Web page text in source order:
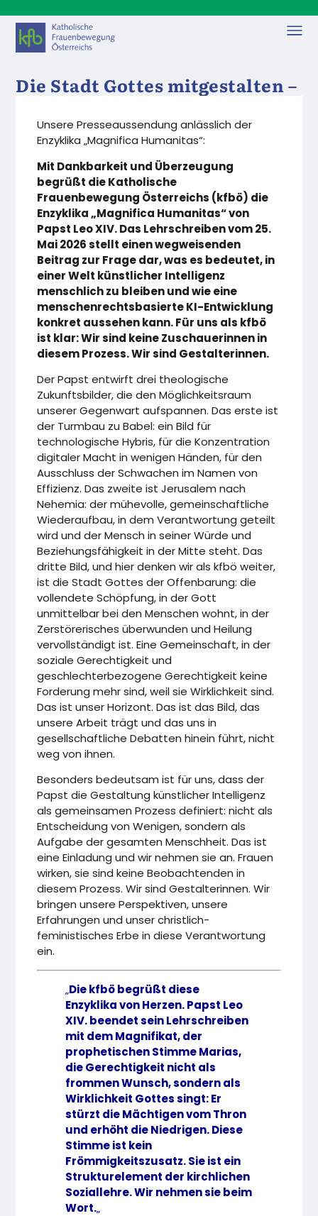
Die Stadt Gottes mitgestalten –
„Magnifica Humanitas“
ALLGEMEIN 28. MAI, 2026
Unsere Presseaussendung anlässlich der
Enzyklika „Magnifica Humanitas“:
Mit Dankbarkeit und Überzeugung
begrüßt die Katholische
Frauenbewegung Österreichs (kfbö) die
Enzyklika „Magnifica Humanitas“ von
Papst Leo XIV. Das Lehrschreiben vom 25.
Mai 2026 stellt einen wegweisenden
Beitrag zur Frage dar, was es bedeutet, in
einer Welt künstlicher Intelligenz
menschlich zu bleiben und wie eine
menschenrechtsbasierte KI-Entwicklung
konkret aussehen kann. Für uns als kfbö
ist klar: Wir sind keine Zuschauerinnen in
diesem Prozess. Wir sind Gestalterinnen.
Der Papst entwirft drei theologische
Zukunftsbilder, die den Möglichkeitsraum
unserer Gegenwart aufspannen. Das erste ist
der Turmbau zu Babel: ein Bild für
technologische Hybris, für die Konzentration
digitaler Macht in wenigen Händen, für den
Ausschluss der Schwachen im Namen von
Effizienz. Das zweite ist Jerusalem nach
Nehemia: der mühevolle, gemeinschaftliche
Wiederaufbau, in dem Verantwortung geteilt
wird und der Mensch in seiner Würde und
Beziehungsfähigkeit in der Mitte steht. Das
dritte Bild, und hier denken wir als kfbö weiter,
ist die Stadt Gottes der Offenbarung: die
vollendete Schöpfung, in der Gott
unmittelbar bei den Menschen wohnt, in der
Zerstörerisches überwunden und Heilung
vervollständigt ist. Eine Gemeinschaft, in der
soziale Gerechtigkeit und
geschlechterbezogene Gerechtigkeit keine
Forderung mehr sind, weil sie Wirklichkeit sind.
Das ist unser Horizont. Das ist das Bild, das
unsere Arbeit trägt und das uns in
gesellschaftliche Debatten hinein führt, nicht
weg von ihnen.
Besonders bedeutsam ist für uns, dass der
Papst die Gestaltung künstlicher Intelligenz
als gemeinsamen Prozess definiert: nicht als
Entscheidung von Wenigen, sondern als
Aufgabe der gesamten Menschheit. Das ist
eine Einladung und wir nehmen sie an. Frauen
wirken, sie sind keine Beobachtenden in
diesem Prozess. Wir sind Gestalterinnen. Wir
bringen unsere Perspektiven, unsere
Erfahrungen und unser christlich-
feministisches Erbe in diese Verantwortung
ein.
„Die kfbö begrüßt diese
Enzyklika von Herzen. Papst Leo
XIV. beendet sein Lehrschreiben
mit dem Magnifikat, der
prophetischen Stimme Marias,
die Gerechtigkeit nicht als
frommen Wunsch, sondern als
Wirklichkeit Gottes singt: Er
stürzt die Mächtigen vom Thron
und erhöht die Niedrigen. Diese
Stimme ist kein
Frömmigkeitszusatz. Sie ist ein
Strukturelement der kirchlichen
Soziallehre. Wir nehmen sie beim
Wort.„